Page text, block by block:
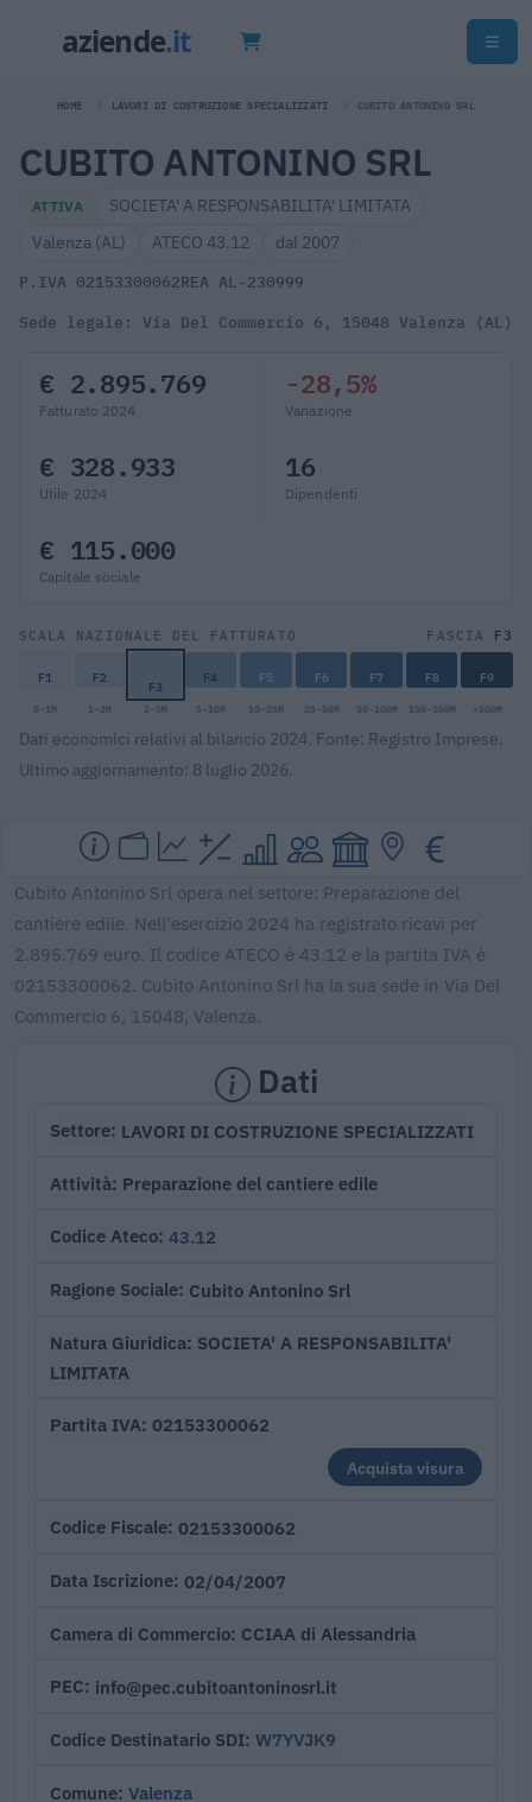
HOME LAVORI DI COSTRUZIONE SPECIALIZZATI CUBITO ANTONINO SRL
CUBITO ANTONINO SRL
ATTIVA
SOCIETA' A RESPONSABILITA' LIMITATA
Valenza (AL)
ATECO 43.12 dal 2007
P.IVA 02153300062REA AL-230999
Sede legale: Via Del Commercio 6, 15048 Valenza (AL)
€ 2.895.769
Fatturato 2024
-28,5%
Variazione
€ 328.933
Utile 2024
16
Dipendenti
€ 115.000
Capitale sociale
SCALA NAZIONALE DEL FATTURATO FASCIA F3
F1 F2 F3 F4 F5 F6 F7 F8 F9
0-1M 1-2M 2-5M 5-10M 10-25M 25-50M 50-100M 100-500M >500M
Dati economici relativi al bilancio 2024. Fonte: Registro Imprese.
Ultimo aggiornamento: 8 luglio 2026.
Cubito Antonino Srl opera nel settore: Preparazione del
cantiere edile. Nell'esercizio 2024 ha registrato ricavi per
2.895.769 euro. Il codice ATECO è 43.12 e la partita IVA è
02153300062. Cubito Antonino Srl ha la sua sede in Via Del
Commercio 6, 15048, Valenza.
Dati
Settore LAVORI DI COSTRUZIONE SPECIALIZZATI
Attività Preparazione del cantiere edile
Codice Ateco 43.12
Ragione Sociale Cubito Antonino Srl
Natura Giuridica SOCIETA' A RESPONSABILITA'
LIMITATA
Partita IVA 02153300062
Acquista visura
Codice Fiscale 02153300062
Data Iscrizione 02/04/2007
Camera di Commercio CCIAA di Alessandria
PEC info@pec.cubitoantoninosrl.it
Codice Destinatario SDI W7YVJK9
Comune Valenza